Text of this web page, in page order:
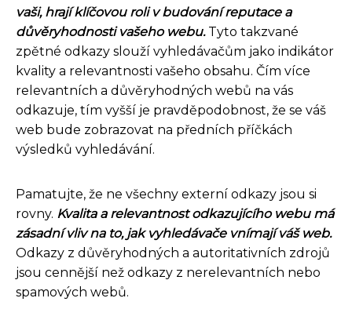
vaši, hrají klíčovou roli v budování reputace a
důvěryhodnosti vašeho webu.Tyto takzvané
zpětné odkazy slouží vyhledávačům jako indikátor
kvality a relevantnosti vašeho obsahu. Čím více
relevantních a důvěryhodných webů na vás
odkazuje, tím vyšší je pravděpodobnost, že se váš
web bude zobrazovat na předních příčkách
výsledků vyhledávání.
Pamatujte, že ne všechny externí odkazy jsou si
rovny. Kvalita a relevantnost odkazujícího webu má
zásadní vliv na to, jak vyhledávače vnímají váš web.
Odkazy z důvěryhodných a autoritativních zdrojů
jsou cennější než odkazy z nerelevantních nebo
spamových webů.